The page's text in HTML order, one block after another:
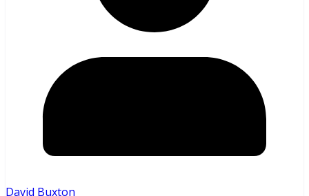
David Buxton